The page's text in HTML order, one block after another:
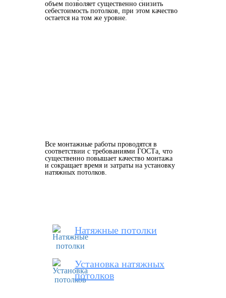
объем позволяет существенно снизить
себестоимость потолков, при этом качество
остается на том же уровне.
Все монтажные работы проводятся в
соответствии с требованиями ГОСТа, что
существенно повышает качество монтажа
и сокращает время и затраты на установку
натяжных потолков.
Натяжные потолки
Установка натяжных
потолков